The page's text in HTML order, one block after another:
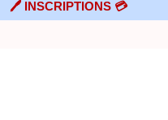
🖊️ INSCRIPTIONS 💳